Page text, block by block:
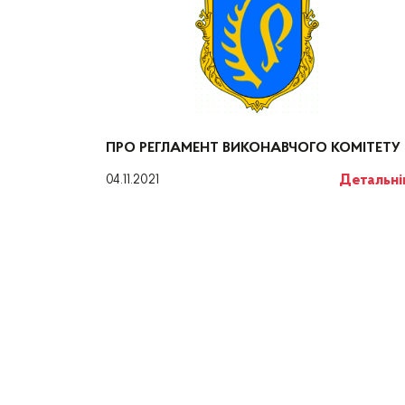
ПРО РЕГЛАМЕНТ ВИКОНАВЧОГО КОМІТЕТУ
04.11.2021